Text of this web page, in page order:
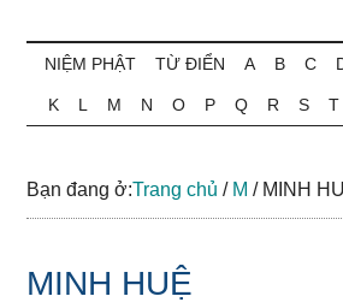
Từ
điển
Phật
học
ngữ
NIỆM PHẬT TỪ ĐIỂN A B C
K L M N O P Q R S T
Bạn đang ở:Trang chủ / M /MINH
MINH HUỆ